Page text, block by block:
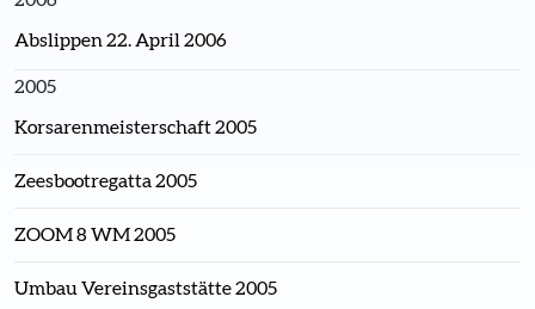
Abslippen 22. April 2006
2005
Korsarenmeisterschaft 2005
Zeesbootregatta 2005
ZOOM 8 WM 2005
Umbau Vereinsgaststätte 2005